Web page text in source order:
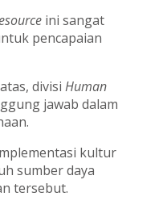
ini sangat
pencapaian
divisi Human
jawab dalam
kultur
sumber daya
tersebut.